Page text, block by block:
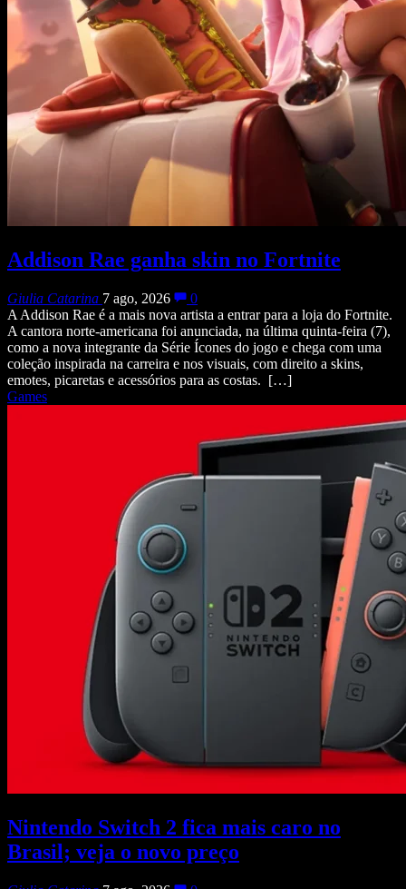
Addison Rae ganha skin no Fortnite
Giulia Catarina 7 ago, 2026
0
A Addison Rae é a mais nova artista a entrar para a loja do Fortnite.
A cantora norte-americana foi anunciada, na última quinta-feira (7),
como a nova integrante da Série Ícones do jogo e chega com uma
coleção inspirada na carreira e nos visuais, com direito a skins,
emotes, picaretas e acessórios para as costas. […]
Games
Nintendo Switch 2 fica mais caro no
Brasil; veja o novo preço